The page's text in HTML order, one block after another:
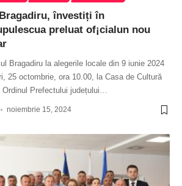
învestiți în
preluat of¡cialun nou
Bragadiru la alegerile locale din 9 iunie 2024
25 octombrie, ora 10.00, la Casa de Cultură
Ordinul Prefectului județului…
noiembrie 15, 2024